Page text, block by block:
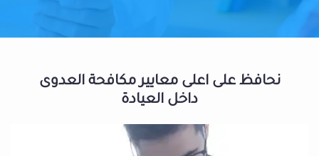
نحافظ على اعلى معايير مكافحة العدوى
داخل العيادة